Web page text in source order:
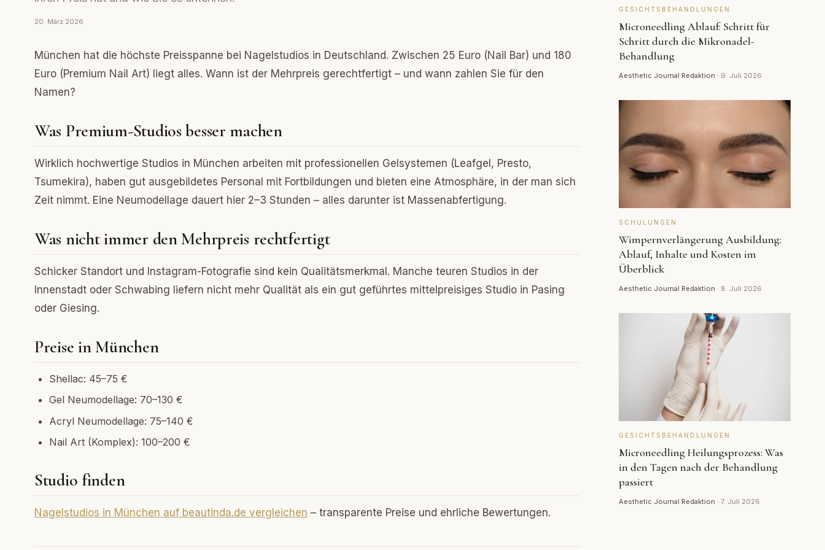
20. März 2026
München hat die höchste Preisspanne bei Nagelstudios in Deutschland. Zwischen 25 Euro (Nail Bar) und 180
Euro (Premium Nail Art) liegt alles. Wann ist der Mehrpreis gerechtfertigt – und wann zahlen Sie für den
Namen?
Was Premium-Studios besser machen
Wirklich hochwertige Studios in München arbeiten mit professionellen Gelsystemen (Leafgel, Presto,
Tsumekira), haben gut ausgebildetes Personal mit Fortbildungen und bieten eine Atmosphäre, in der man sich
Zeit nimmt. Eine Neumodellage dauert hier 2–3 Stunden – alles darunter ist Massenabfertigung.
Was nicht immer den Mehrpreis rechtfertigt
Schicker Standort und Instagram-Fotografie sind kein Qualitätsmerkmal. Manche teuren Studios in der
Innenstadt oder Schwabing liefern nicht mehr Qualität als ein gut geführtes mittelpreisiges Studio in Pasing
oder Giesing.
Preise in München
Shellac: 45–75 €
Gel Neumodellage: 70–130 €
Acryl Neumodellage: 75–140 €
Nail Art (Komplex): 100–200 €
Studio finden
Nagelstudios in München auf beautinda.de vergleichen – transparente Preise und ehrliche Bewertungen.
GESICHTSBEHANDLUNGEN
Microneedling Ablauf: Schritt für
Schritt durch die Mikronadel-
Behandlung
Aesthetic Journal Redaktion · 9. Juli 2026
SCHULUNGEN
Wimpernverlängerung Ausbildung:
Ablauf, Inhalte und Kosten im
Überblick
Aesthetic Journal Redaktion · 8. Juli 2026
GESICHTSBEHANDLUNGEN
Microneedling Heilungsprozess: Was
in den Tagen nach der Behandlung
passiert
Aesthetic Journal Redaktion · 7. Juli 2026